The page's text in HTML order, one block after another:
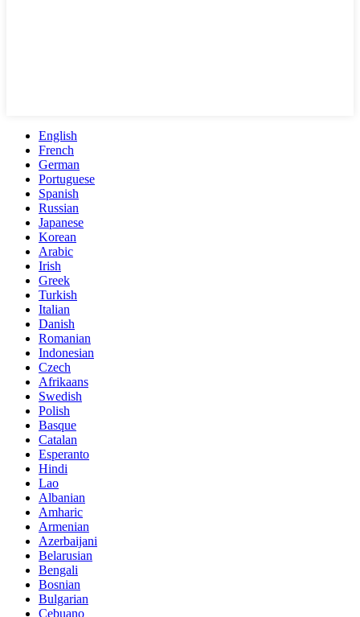
English
French
German
Portuguese
Spanish
Russian
Japanese
Korean
Arabic
Irish
Greek
Turkish
Italian
Danish
Romanian
Indonesian
Czech
Afrikaans
Swedish
Polish
Basque
Catalan
Esperanto
Hindi
Lao
Albanian
Amharic
Armenian
Azerbaijani
Belarusian
Bengali
Bosnian
Bulgarian
Cebuano